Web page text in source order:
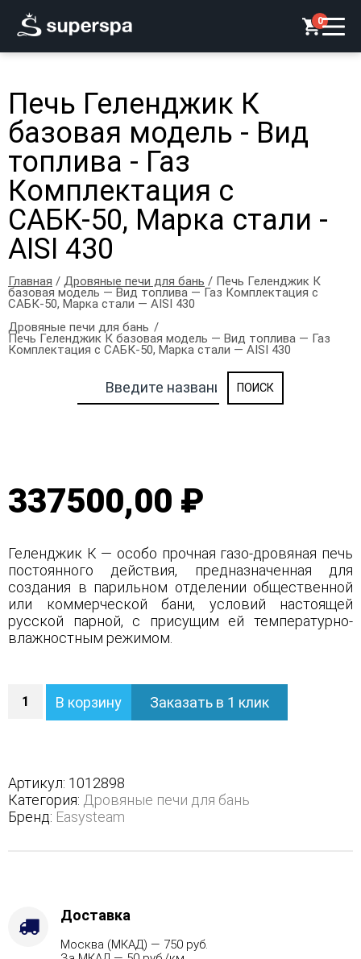
0
Печь Геленджик К
базовая модель - Вид
топлива - Газ
Комплектация с
САБК-50, Марка стали -
AISI 430
Главная / Дровяные печи для бань / Печь Геленджик К
базовая модель — Вид топлива — Газ Комплектация с
САБК-50, Марка стали — AISI 430
Дровяные печи для бань
Печь Геленджик К базовая модель — Вид топлива — Газ
Комплектация с САБК-50, Марка стали — AISI 430
337500,00 ₽
Геленджик К — особо прочная газо-дровяная печь
постоянного действия, предназначенная для
создания в парильном отделении общественной
или коммерческой бани, условий настоящей
русской парной, с присущим ей температурно-
влажностным режимом.
Печь
Геленджик
модель
-
Вид
топлива
САБК-50,
Марка
В корзину Заказать в 1 клик
Артикул: 1012898
Категория: Дровяные печи для бань
Бренд: Easysteam
Доставка
Москва (МКАД) — 750 руб.